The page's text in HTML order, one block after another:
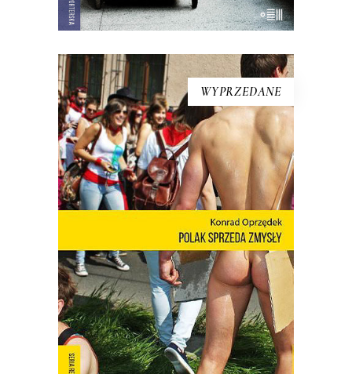
WYPRZEDANE
[EBOOK] Konrad Oprzędek –
POLAK SPRZEDA ZMYSŁY
Mariusz Szczygieł o książce: Wreszcie
możemy zobaczyć siebie! Nie ma o
Polsce takich książek jak debiut Konrada
Oprzędka. Wariackich, ale pogodnych.
Smutnych, ale nie przygnębiających.
Moje pokolenie w połowie lat 80. żyło
podniecającym filmem
dokumentalnym „Oto Ameryka”.
Emitowany nocą w […]